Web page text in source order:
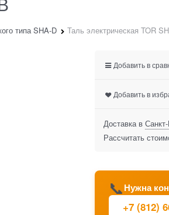
типа SHA-D Таль электрическая TOR
📞Нужна
+7 (812)
Добавить в
Добавить в
Доставка в
Рассчитать